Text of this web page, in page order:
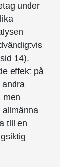
under
14).
effekt på
andra
men
allmänna
till en